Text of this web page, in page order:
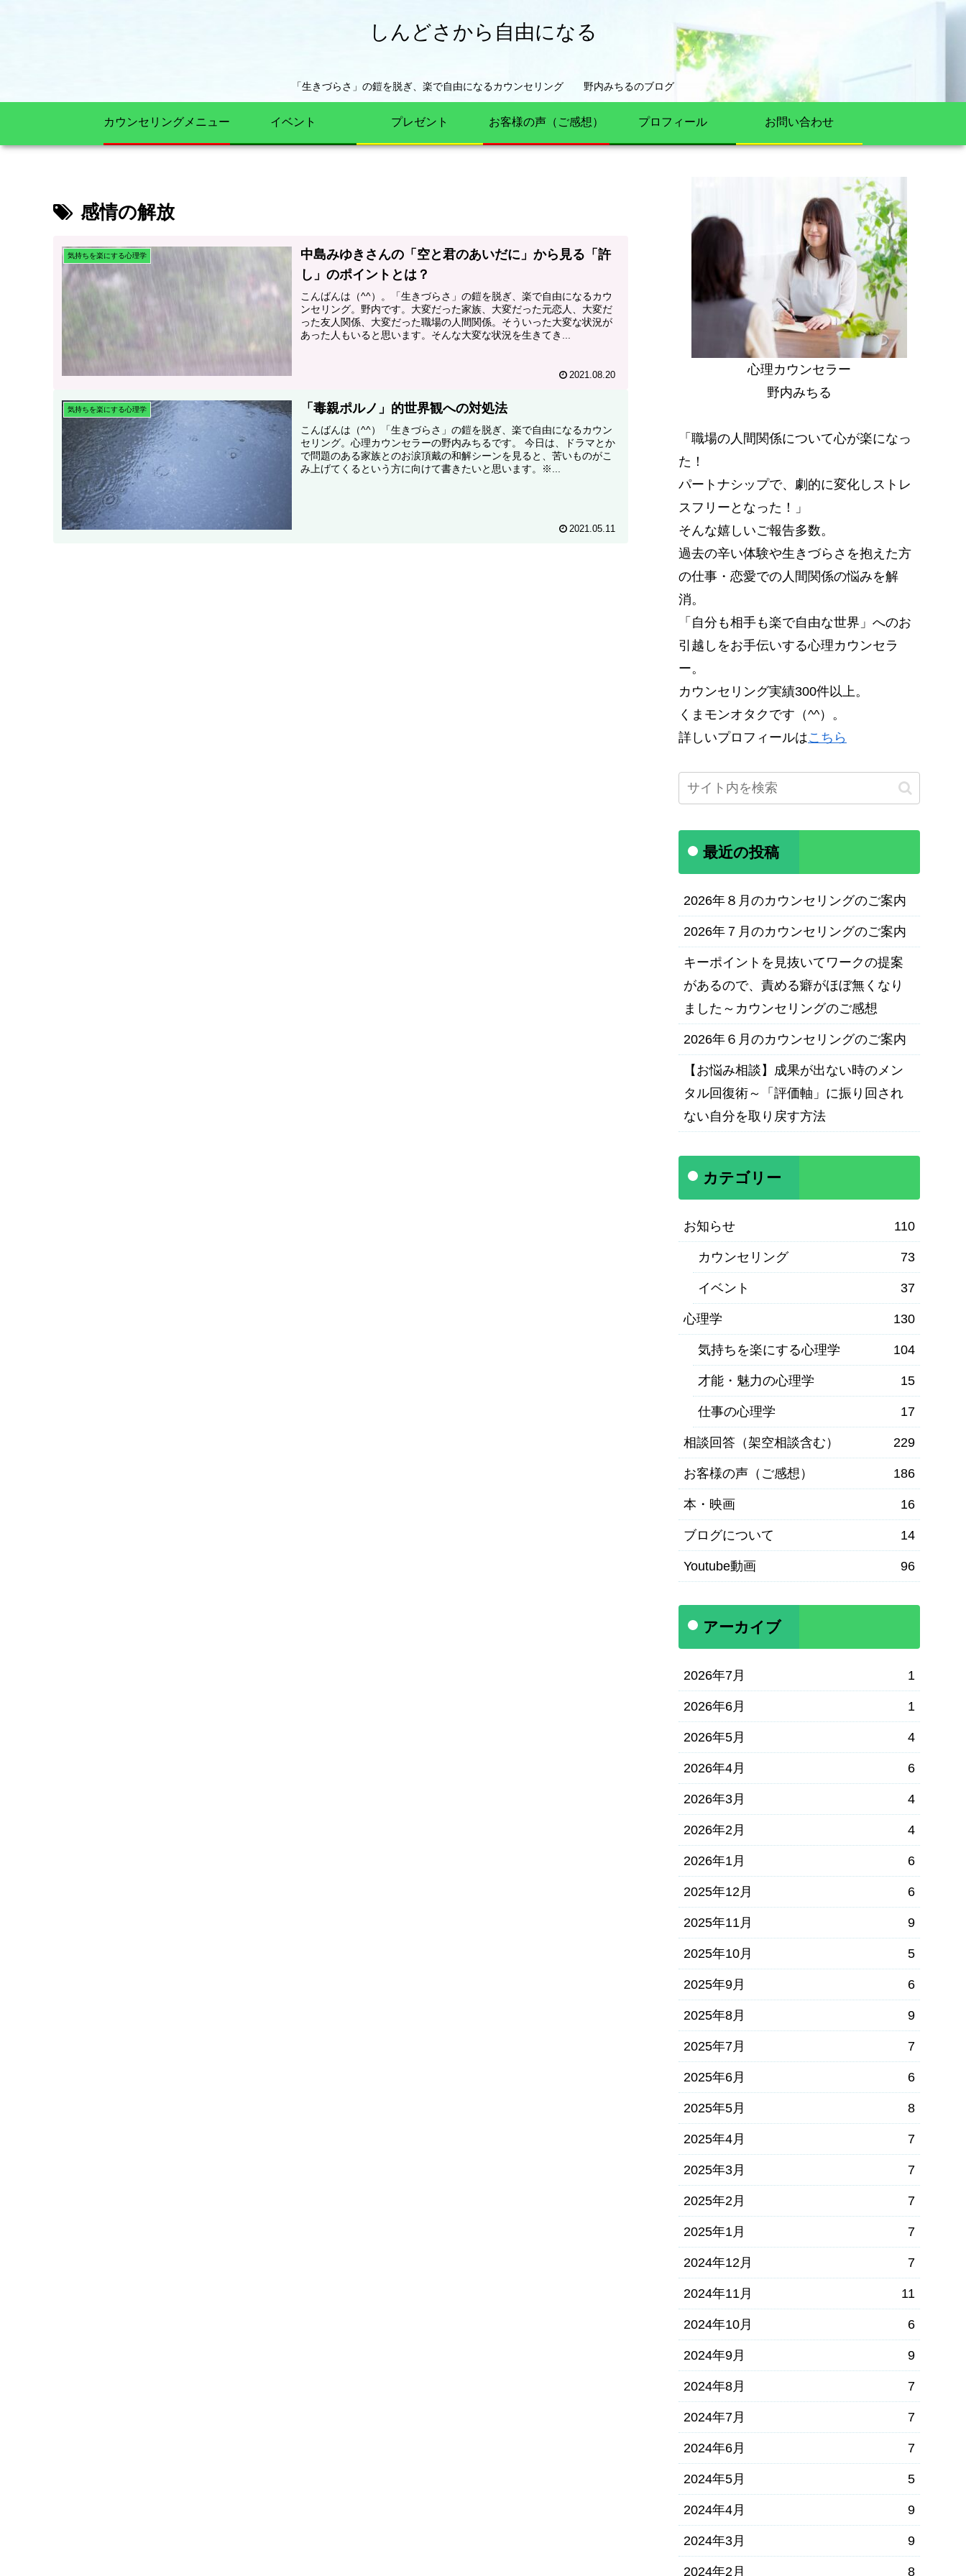
しんどさから自由になる
「生きづらさ」の鎧を脱ぎ、楽で自由になるカウンセリング 野内みちるのブログ
カウンセリングメニュー イベント プレゼント お客様の声（ご感想） プロフィール お問い合わせ
感情の解放
気持ちを楽にする心理学
中島みゆきさんの「空と君のあいだに」から見る「許
し」のポイントとは？
こんばんは（^^）。「生きづらさ」の鎧を脱ぎ、楽で自由になるカウ
ンセリング。野内です。大変だった家族、大変だった元恋人、大変だ
った友人関係、大変だった職場の人間関係。そういった大変な状況が
あった人もいると思います。そんな大変な状況を生きてき...
2021.08.20
気持ちを楽にする心理学 「毒親ポルノ」的世界観への対処法
こんばんは（^^）「生きづらさ」の鎧を脱ぎ、楽で自由になるカウン
セリング。心理カウンセラーの野内みちるです。 今日は、ドラマとか
で問題のある家族とのお涙頂戴の和解シーンを見ると、苦いものがこ
み上げてくるという方に向けて書きたいと思います。※...
2021.05.11
心理カウンセラー
野内みちる
「職場の人間関係について心が楽になっ
た！
パートナシップで、劇的に変化しストレ
スフリーとなった！」
そんな嬉しいご報告多数。
過去の辛い体験や生きづらさを抱えた方
の仕事・恋愛での人間関係の悩みを解
消。
「自分も相手も楽で自由な世界」へのお
引越しをお手伝いする心理カウンセラ
ー。
カウンセリング実績300件以上。
くまモンオタクです（^^）。
詳しいプロフィールはこちら
最近の投稿
2026年８月のカウンセリングのご案内
2026年７月のカウンセリングのご案内
キーポイントを見抜いてワークの提案
があるので、責める癖がほぼ無くなり
ました～カウンセリングのご感想
2026年６月のカウンセリングのご案内
【お悩み相談】成果が出ない時のメン
タル回復術～「評価軸」に振り回され
ない自分を取り戻す方法
カテゴリー
お知らせ 110
カウンセリング 73
イベント 37
心理学 130
気持ちを楽にする心理学 104
才能・魅力の心理学 15
仕事の心理学 17
相談回答（架空相談含む） 229
お客様の声（ご感想） 186
本・映画 16
ブログについて 14
Youtube動画 96
アーカイブ
2026年7月 1
2026年6月 1
2026年5月 4
2026年4月 6
2026年3月 4
2026年2月 4
2026年1月 6
2025年12月 6
2025年11月 9
2025年10月 5
2025年9月 6
2025年8月 9
2025年7月 7
2025年6月 6
2025年5月 8
2025年4月 7
2025年3月 7
2025年2月 7
2025年1月 7
2024年12月 7
2024年11月 11
2024年10月 6
2024年9月 9
2024年8月 7
2024年7月 7
2024年6月 7
2024年5月 5
2024年4月 9
2024年3月 9
2024年2月 8